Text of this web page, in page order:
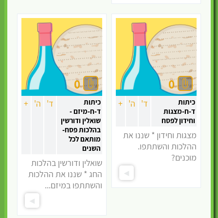
מוקצה ובסיס לדבר
האסור
עיסוק בענייני חול
0
כיתות
ד-ח-מצגות
וחידון לפסח
ד' ה' +
מצגות וחידון * שננו את
ההלכות והשתתפו.
מוכנים?
0
כיתות
ד-ח-מיזם -
שואלין ודורשין
בהלכות פסח-
מותאם לכל
השנים
ד' ה' +
שואלין ודורשין בהלכות
החג * שננו את ההלכות
והשתתפו במיזם...